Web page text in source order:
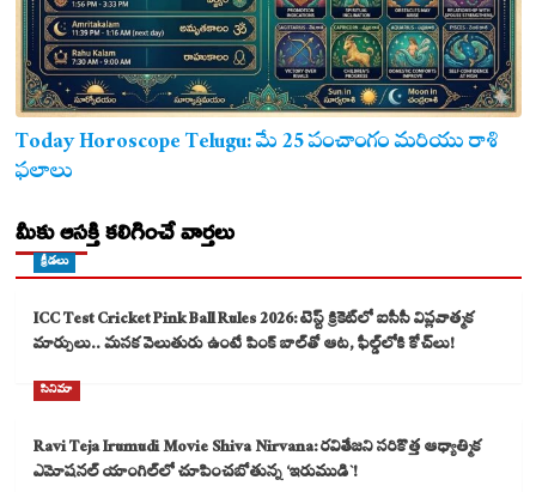
Today Horoscope Telugu: మే 25 పంచాంగం మరియు రాశి
ఫలాలు
మీకు ఆసక్తి కలిగించే వార్తలు
క్రీడలు
ICC Test Cricket Pink Ball Rules 2026: టెస్ట్ క్రికెట్‌లో ఐసీసీ విప్లవాత్మక
మార్పులు.. మసక వెలుతురు ఉంటే పింక్ బాల్‌తో ఆట, ఫీల్డ్‌లోకి కోచ్‌లు!
సినిమా
Ravi Teja Irumudi Movie Shiva Nirvana: రవితేజని సరికొత్త ఆధ్యాత్మిక
ఎమోషనల్ యాంగిల్‌లో చూపించబోతున్న ‘ఇరుముడి`!